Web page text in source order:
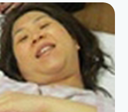
H先生＆M先生はじめ整
援くださり、ブースに
ト☆説明を聞いて病院見
さんもおり、はるばる浜
ました!!! 前週のレジナ
生さんと再度このレ